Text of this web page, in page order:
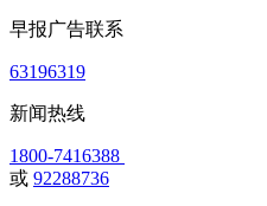
早报广告联系
63196319
新闻热线
1800-7416388
或 92288736